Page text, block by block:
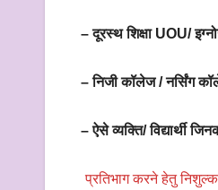
– दूरस्थ शिक्षा UOU/
– निजी कॉलेज / नर्सिंग
– ऐसे व्यक्ति/ विद्यार्थी
प्रतिभाग करने हेतु